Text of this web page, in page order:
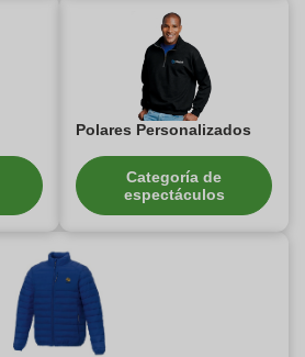
Polares Personalizados
Categoría de
espectáculos